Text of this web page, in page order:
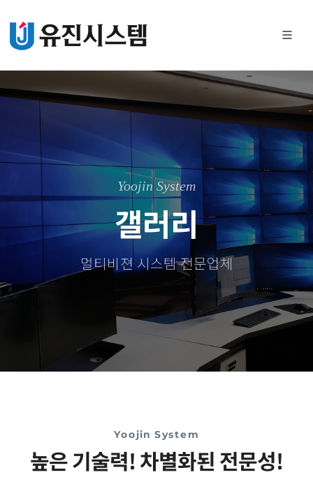
Yoojin System
갤러리
멀티비젼 시스템 전문업체
Yoojin System
높은 기술력! 차별화된 전문성!